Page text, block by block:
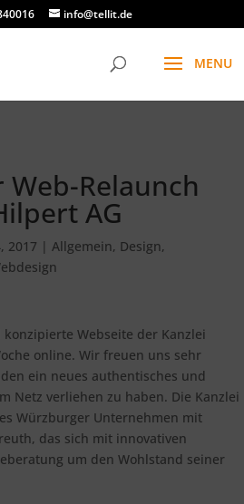
info@tellit.de
Relaunch
AG
2017 | Allgemein, Design,
Webseite der Kanzlei
online. Wir freuen uns sehr
ein neues authentisches und
Netz verliehen zu haben. Die Kanzlei
Würzburger Unternehmen mit
das sich mit innovativen
um den Wohlstand seiner